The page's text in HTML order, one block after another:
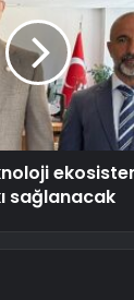
sağlanacak